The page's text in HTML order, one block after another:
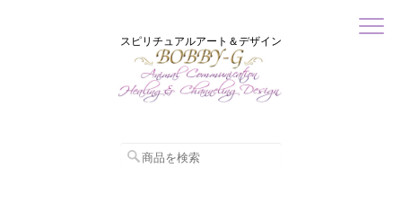
スピリチュアルアート＆デザイン